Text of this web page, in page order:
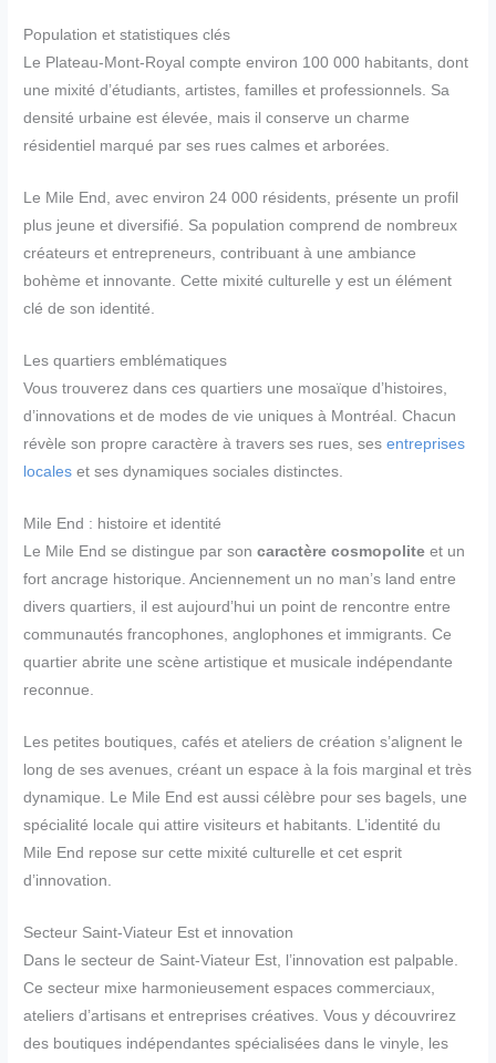
Population et statistiques clés
Le Plateau-Mont-Royal compte environ 100 000 habitants, dont
une mixité d’étudiants, artistes, familles et professionnels. Sa
densité urbaine est élevée, mais il conserve un charme
résidentiel marqué par ses rues calmes et arborées.
Le Mile End, avec environ 24 000 résidents, présente un profil
plus jeune et diversifié. Sa population comprend de nombreux
créateurs et entrepreneurs, contribuant à une ambiance
bohème et innovante. Cette mixité culturelle y est un élément
clé de son identité.
Les quartiers emblématiques
Vous trouverez dans ces quartiers une mosaïque d’histoires,
d’innovations et de modes de vie uniques à Montréal. Chacun
révèle son propre caractère à travers ses rues, sesentreprises
locales et ses dynamiques sociales distinctes.
Mile End : histoire et identité
Le Mile End se distingue par soncaractère cosmopolite et un
fort ancrage historique. Anciennement un no man’s land entre
divers quartiers, il est aujourd’hui un point de rencontre entre
communautés francophones, anglophones et immigrants. Ce
quartier abrite une scène artistique et musicale indépendante
reconnue.
Les petites boutiques, cafés et ateliers de création s’alignent le
long de ses avenues, créant un espace à la fois marginal et très
dynamique. Le Mile End est aussi célèbre pour ses bagels, une
spécialité locale qui attire visiteurs et habitants. L’identité du
Mile End repose sur cette mixité culturelle et cet esprit
d’innovation.
Secteur Saint-Viateur Est et innovation
Dans le secteur de Saint-Viateur Est, l’innovation est palpable.
Ce secteur mixe harmonieusement espaces commerciaux,
ateliers d’artisans et entreprises créatives. Vous y découvrirez
des boutiques indépendantes spécialisées dans le vinyle, les